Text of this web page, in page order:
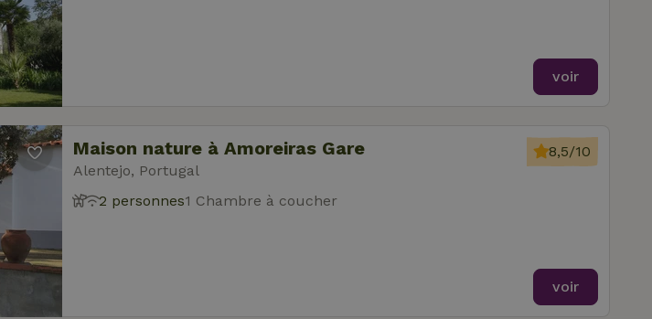
voir
Maison nature à Amoreiras Gare
Alentejo, Portugal
8,5/10
2 personnes1 Chambre à coucher
voir